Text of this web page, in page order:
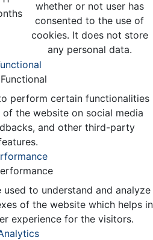
whether or not user has
consented to the use of
cookies. It does not store
any personal data.
Functional
perform certain functionalities
the website on social media
and other third-party
to understand and analyze
of the website which helps in
experience for the visitors.